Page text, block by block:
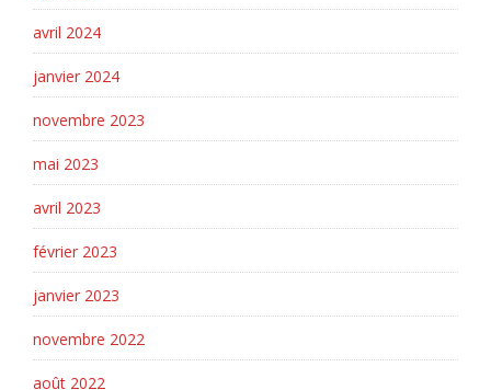
avril 2024
janvier 2024
novembre 2023
mai 2023
avril 2023
février 2023
janvier 2023
novembre 2022
août 2022